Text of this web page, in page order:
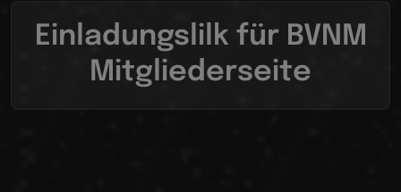
Einladungslilk für BVNM
Mitgliederseite